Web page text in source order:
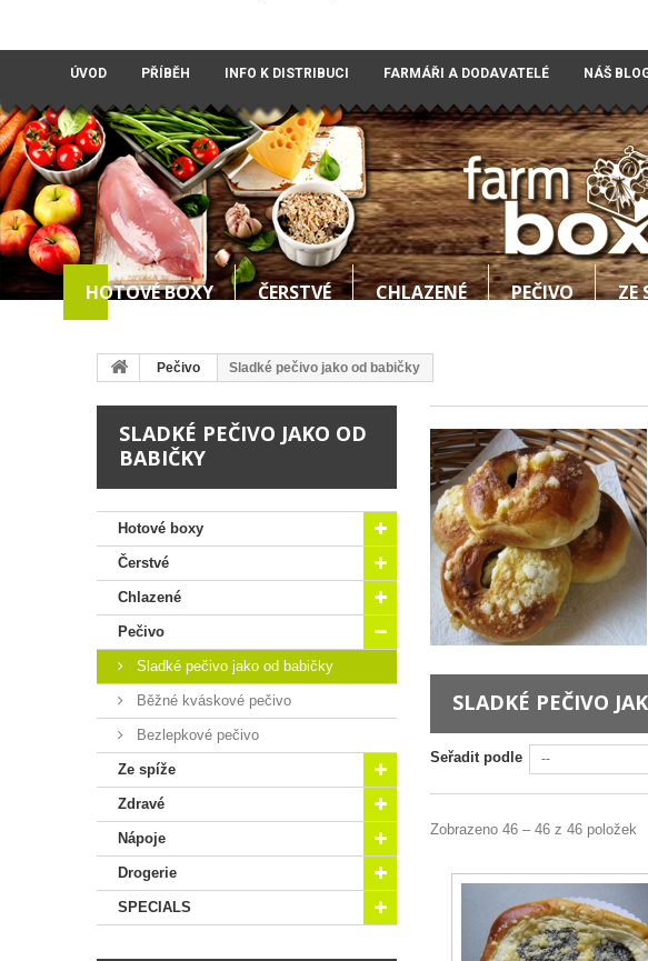
ÚVOD PŘÍBĚH INFO K DISTRIBUCI FARMÁŘI A DODAVATELÉ NÁŠ
HOTOVÉ BOXY ČERSTVÉ CHLAZENÉ PEČIVO ZE
Pečivo Sladké pečivo jako od babičky
SLADKÉ PEČIVO JAKO OD
BABIČKY
Hotové boxy
Čerstvé
Chlazené
Pečivo
Sladké pečivo jako od babičky
Běžné kváskové pečivo
Bezlepkové pečivo
Ze spíže
Zdravé
Nápoje
Drogerie
SPECIALS
SLADKÉ PEČIVO
Seřadit podle --
Zobrazeno 46 – 46 z 46 položek